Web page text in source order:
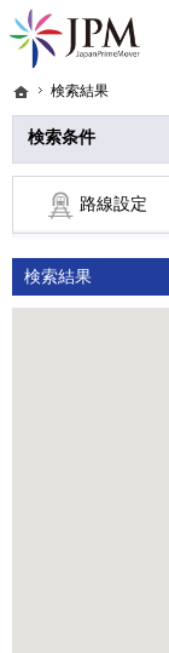
ホーム
検索結果
検索条件
路線設定
検索結果
東京・神奈川・埼玉・
【物件買取強化中！】リ
ホーム
検索結果